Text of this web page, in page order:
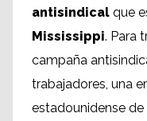
antisindical que
Mississippi. Para
campaña
trabajadores, una
estadounidense de